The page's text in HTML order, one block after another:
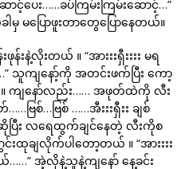
ာင့်ပေး……ခပ်ကြမ်းကြမ်းဆောင့်…”
မပြောဖူးတာတွေပြောနေတယ်။
နဲ့လိုးတယ် ။ “အားးးရှီးးးး မရ
သူကျနော့်ကို အတင်းဖက်ပြီး ကော့
.။ ကျနော်လည်း…… အဖုတ်ထဲကို လီး
ြစ်…ဗြစ် ……အီးးးရှီးး ချစ်
ပြီး လရေထွက်ချင်နေတဲ့ လီးကိုစ
ထုချလိုက်ပါတော့တယ် ။ “အားးးး
……” အဲ့လိုနဲ့သူနဲ့ကျနော် နေ့ခင်း